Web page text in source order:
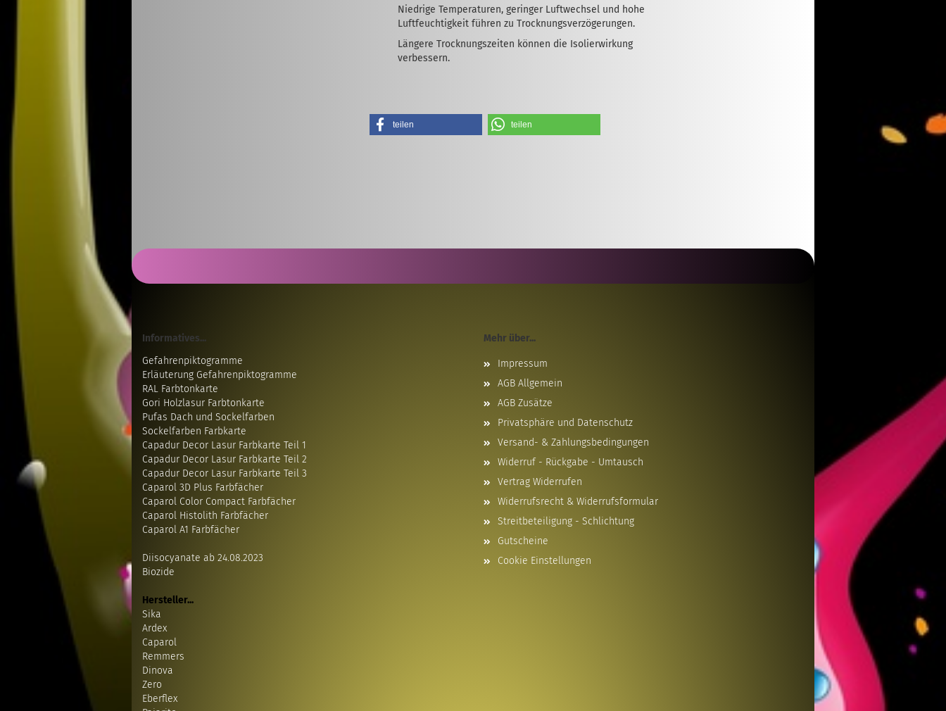
Niedrige Temperaturen, geringer Luftwechsel und hohe
Luftfeuchtigkeit führen zu Trocknungsverzögerungen.
Längere Trocknungszeiten können die Isolierwirkung
verbessern.
teilen teilen
Informatives...
Gefahrenpiktogramme
Erläuterung Gefahrenpiktogramme
RAL Farbtonkarte
Gori Holzlasur Farbtonkarte
Pufas Dach und Sockelfarben
Sockelfarben Farbkarte
Capadur Decor Lasur Farbkarte Teil 1
Capadur Decor Lasur Farbkarte Teil 2
Capadur Decor Lasur Farbkarte Teil 3
Caparol 3D Plus Farbfächer
Caparol Color Compact Farbfächer
Caparol Histolith Farbfächer
Caparol A1 Farbfächer
Diisocyanate ab 24.08.2023
Biozide
Hersteller...
Sika
Ardex
Caparol
Remmers
Dinova
Zero
Eberflex
Mehr über...
Impressum
AGB Allgemein
AGB Zusätze
Privatsphäre und Datenschutz
Versand- & Zahlungsbedingungen
Widerruf - Rückgabe - Umtausch
Vertrag Widerrufen
Widerrufsrecht & Widerrufsformular
Streitbeteiligung - Schlichtung
Gutscheine
Cookie Einstellungen